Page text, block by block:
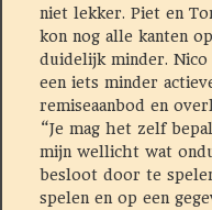
niet lekker. Piet en
kon nog alle kanten
duidelijk minder.
een iets minder
remiseaanbod en
“Je mag het zelf
mijn wellicht wat
besloot door te
spelen en op een